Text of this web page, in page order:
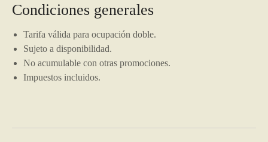
Condiciones generales
Tarifa válida para ocupación doble.
Sujeto a disponibilidad.
No acumulable con otras promociones.
Impuestos incluidos.